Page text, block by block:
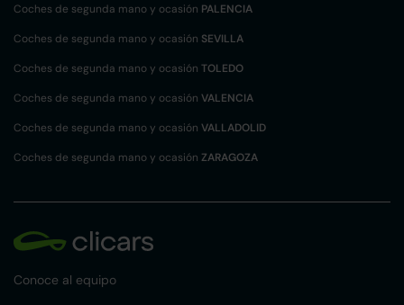
Coches de segunda mano y ocasión PALENCIA
Coches de segunda mano y ocasión SEVILLA
Coches de segunda mano y ocasión TOLEDO
Coches de segunda mano y ocasión VALENCIA
Coches de segunda mano y ocasión VALLADOLID
Coches de segunda mano y ocasión ZARAGOZA
Conoce al equipo